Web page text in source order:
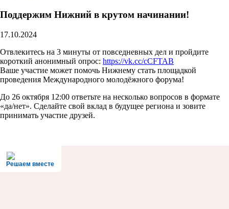
Поддержим Нижний в крутом начинании!
17.10.2024
Отвлекитесь на 3 минуты от повседневных дел и пройдите
короткий анонимный опрос: https://vk.cc/cCFTAB
Ваше участие может помочь Нижнему стать площадкой
проведения Международного молодёжного форума!
До 26 октября 12:00 ответьте на несколько вопросов в формате
«да/нет». Сделайте свой вклад в будущее региона и зовите
принимать участие друзей.
Решаем вместе